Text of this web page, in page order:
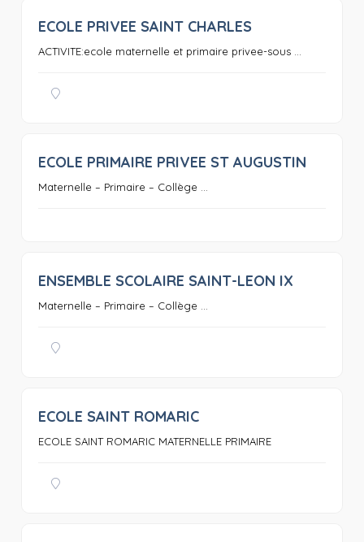
ECOLE PRIVEE SAINT CHARLES
ACTIVITE:ecole maternelle et primaire privee-sous ...
0
ECOLE PRIMAIRE PRIVEE ST AUGUSTIN
Maternelle – Primaire – Collège ...
0
ENSEMBLE SCOLAIRE SAINT-LEON IX
Maternelle – Primaire – Collège ...
ECOLE SAINT ROMARIC
ECOLE SAINT ROMARIC MATERNELLE PRIMAIRE